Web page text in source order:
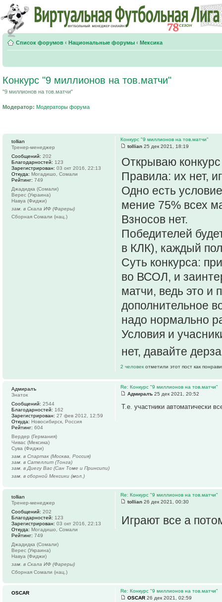
Список форумов ‹ Национальные форумы ‹ Мексика
Конкурс "9 миллионов на тов.матчи"
"9 миллионов на тов.матчи"
Модератор: Модераторы форума
Конкурс "9 миллионов на тов.матчи"
tollian 25 дек 2021, 18:19
Открываю
Правила: их нет,
Одно есть
мение 75% всех
Взносов нет.
Победителей
в КЛК), каждый
Суть конкурса:
во ВСОЛ, и
матчи, ведь это и
дополнительное
надо нормально
Условия и
нет, давайте
2 человек отметили этот пост как
tollian
Тренер-менеджер
Сообщений: 202
Благодарностей: 123
Зарегистрирован: 03 окт 2016, 22:13
Откуда: Могадишо, Сомали
Рейтинг: 749
Джадидка (Сомали)
Верес (Украина)
Навуа (Фиджи)
зам. в Скала ИФ (Фареры)
Сборная Сомали (нац.)
Re: Конкурс "9 миллионов на тов.матчи"
Адмиралъ 25 дек 2021, 20:52
Т.е. участники автоматически
Адмиралъ
Знаток
Сообщений: 2544
Благодарностей: 162
Зарегистрирован: 27 фев 2012, 12:59
Откуда: Новосибирск, Россия
Рейтинг: 604
Вердер (Германия)
Чивас (Мексика)
Сува (Фиджи)
зам. в Спартак (Москва, Россия)
зам. в Сателлит (Тонга)
зам. в Диегу Вас (Сан Томе и Принсипи)
зам. в сборной Мексики (мол.)
Re: Конкурс "9 миллионов на тов.матчи"
tollian 26 дек 2021, 00:30
Играют все а
tollian
Тренер-менеджер
Сообщений: 202
Благодарностей: 123
Зарегистрирован: 03 окт 2016, 22:13
Откуда: Могадишо, Сомали
Рейтинг: 749
Джадидка (Сомали)
Верес (Украина)
Навуа (Фиджи)
зам. в Скала ИФ (Фареры)
Сборная Сомали (нац.)
Re: Конкурс "9 миллионов на тов.матчи"
OSCAR 26 дек 2021, 02:59
OSCAR